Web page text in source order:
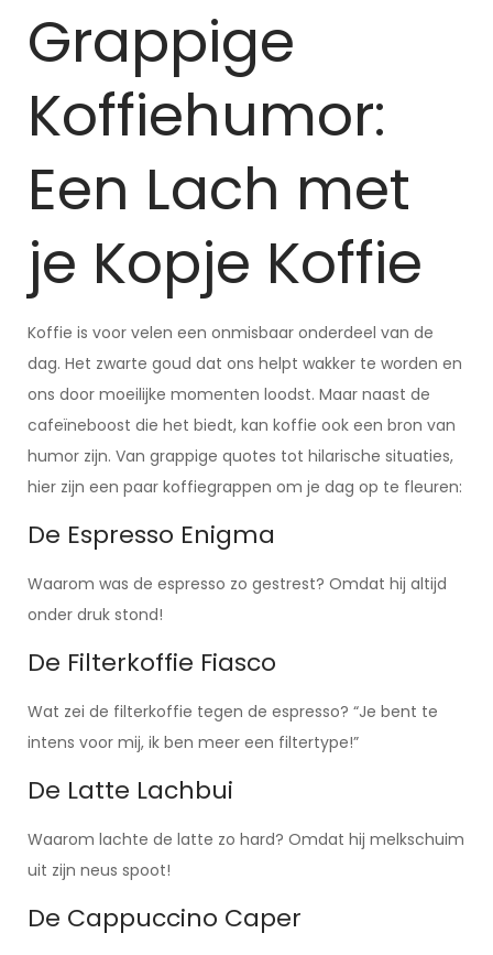
Grappige
Koffiehumor:
Een Lach met
je Kopje Koffie
Koffie is voor velen een onmisbaar onderdeel van de
dag. Het zwarte goud dat ons helpt wakker te worden en
ons door moeilijke momenten loodst. Maar naast de
cafeïneboost die het biedt, kan koffie ook een bron van
humor zijn. Van grappige quotes tot hilarische situaties,
hier zijn een paar koffiegrappen om je dag op te fleuren:
De Espresso Enigma
Waarom was de espresso zo gestrest? Omdat hij altijd
onder druk stond!
De Filterkoffie Fiasco
Wat zei de filterkoffie tegen de espresso? “Je bent te
intens voor mij, ik ben meer een filtertype!”
De Latte Lachbui
Waarom lachte de latte zo hard? Omdat hij melkschuim
uit zijn neus spoot!
De Cappuccino Caper